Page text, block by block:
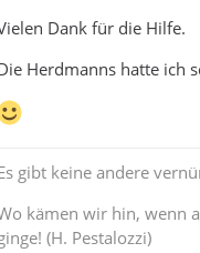
Dank für die Hilfe.
Herdmanns hatte ich
gibt keine andere
kämen wir hin, wenn
(H. Pestalozzi)